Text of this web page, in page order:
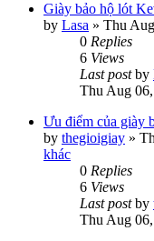
Giày bảo hộ lót
by Lasa » Thu
0 Replies
6 Views
Last postby
Thu Aug
Ưu điểm của giày
by thegioigiay »
khác
0 Replies
6 Views
Last postby
Thu Aug